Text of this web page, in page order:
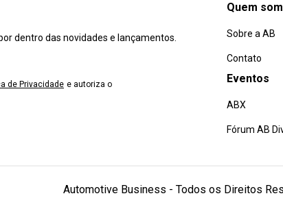
dentro das novidades e lançamentos.
de Privacidade e autoriza o
Quem
Sobre a AB
Contato
Eventos
ABX
Fórum AB
Automotive Business - Todos os Direitos